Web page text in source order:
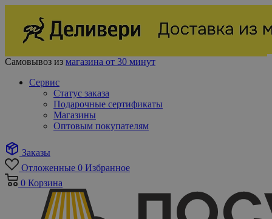
Самовывоз из магазина от 30 минут
Сервис
Статус заказа
Подарочные сертификаты
Магазины
Оптовым покупателям
Заказы
Отложенные 0 Избранное
0 Корзина